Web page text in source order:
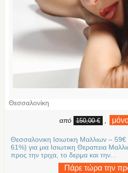
Θεσσαλονίκη
από 150,00 €
Θεσσαλονικη Ισιωτικη Μαλλιων –
61%) για μια Ισιωτικη Θεραπεια
προς την τριχα, το δερμα και την...
Πάρε τώρα την